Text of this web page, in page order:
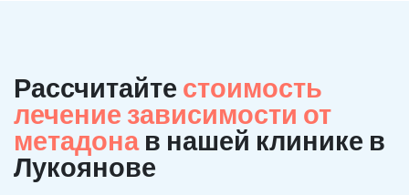
Рассчитайте стоимость
лечение зависимости от
метадона в нашей клинике в
Лукоянове